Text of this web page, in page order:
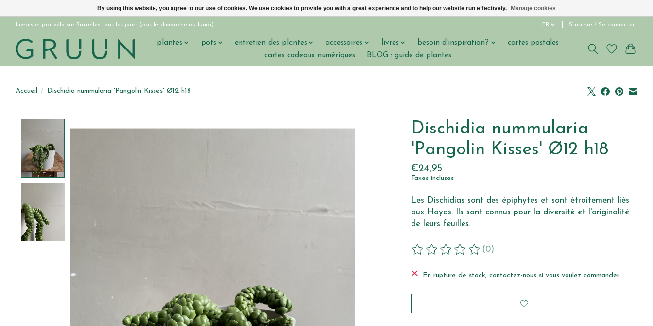
Livraison par vélo sur Bruxelles tous les jours (pas le dimanche ou lundi) FR S’inscrire / Se connecter
plantes pots entretien des plantes accessoires livres besoin d'inspiration?
cartes postales
cartes cadeaux numériques
BLOG : guide de plantes
Accueil / Dischidia nummularia 'Pangolin Kisses' Ø12 h18
Dischidia nummularia
'Pangolin Kisses' Ø12 h18
€24,95
Taxes incluses
Les Dischidias sont des épiphytes et sont étroitement liés
aux Hoyas. Ils sont connus pour la diversité et l'originalité
de leurs feuilles.
Ce produit est évalué à
(0)
En rupture de stock, contactez-nous si vous voulez commander.
By using this website, you agree to our use of cookies. We use cookies to provide you with a great experience and to help our website run effectively. Manage cookies